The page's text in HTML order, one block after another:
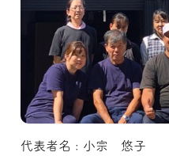
代表者名 : 小宗 悠子